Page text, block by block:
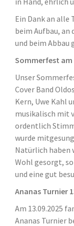
Ein Dank an alle
beim Aufbau, an
und beim Abbau
Sommerfest am
Unser
Cover Band
Kern, Uwe Kahl
musikalisch mit
ordentlich
wurde
Natürlich haben
Wohl gesorgt,
und eine gut
Ananas Turnier
Am 13.09.2025
Ananas Turnier